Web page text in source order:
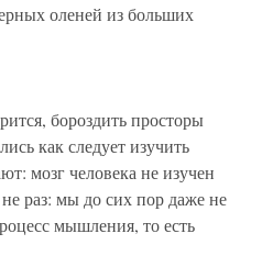
оленей из больших
бороздить просторы
как следует изучить
мозг человека не изучен
раз: мы до сих пор даже не
мышления, то есть